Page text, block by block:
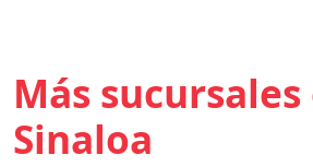
Más sucursales
Sinaloa